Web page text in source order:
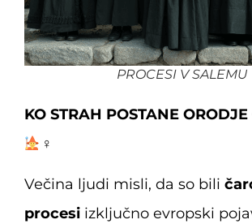
PROCESI V SALEMU
KO STRAH POSTANE
♀
Večina ljudi misli, da so bili
procesi izključno evropski